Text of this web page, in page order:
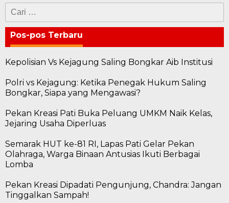
Cari
untuk:
Pos-pos Terbaru
Kepolisian Vs Kejagung Saling Bongkar Aib Institusi
Polri vs Kejagung: Ketika Penegak Hukum Saling
Bongkar, Siapa yang Mengawasi?
Pekan Kreasi Pati Buka Peluang UMKM Naik Kelas,
Jejaring Usaha Diperluas
Semarak HUT ke-81 RI, Lapas Pati Gelar Pekan
Olahraga, Warga Binaan Antusias Ikuti Berbagai
Lomba
Pekan Kreasi Dipadati Pengunjung, Chandra: Jangan
Tinggalkan Sampah!